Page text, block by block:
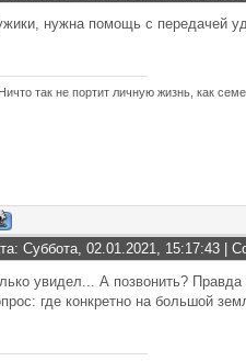
нужна помощь с передачей
Ничто так не портит личную жизнь, как
Суббота, 02.01.2021, 15:17:43 |
увидел... А позвонить? Правда
где конкретно на большой